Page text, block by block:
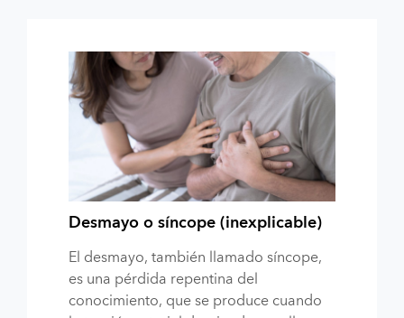
Desmayo o síncope (inexplicable)
El desmayo, también llamado síncope,
es una pérdida repentina del
conocimiento, que se produce cuando